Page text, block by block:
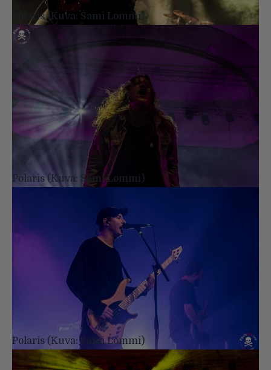
Polaris (Kuva: Sami Lommi)
Polaris (Kuva: Sami Lommi)
Polaris (Kuva: Sami Lommi)